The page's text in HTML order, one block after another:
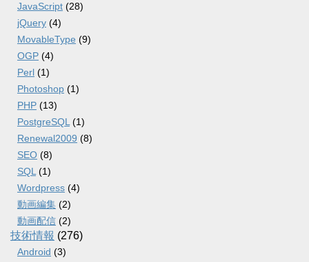
JavaScript (28)
jQuery (4)
MovableType (9)
OGP (4)
Perl (1)
Photoshop (1)
PHP (13)
PostgreSQL (1)
Renewal2009 (8)
SEO (8)
SQL (1)
Wordpress (4)
動画編集 (2)
動画配信 (2)
技術情報 (276)
Android (3)